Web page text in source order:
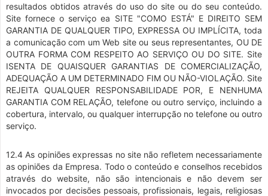
resultados obtidos através do uso do site ou do seu conteúdo.
Site fornece o serviço ea SITE "COMO ESTÁ" E DIREITO SEM
GARANTIA DE QUALQUER TIPO, EXPRESSA OU IMPLÍCITA, toda
a comunicação com um Web site ou seus representantes, OU DE
OUTRA FORMA COM RESPEITO AO SERVIÇO OU DO SITE. Site
ISENTA DE QUAISQUER GARANTIAS DE COMERCIALIZAÇÃO,
ADEQUAÇÃO A UM DETERMINADO FIM OU NÃO-VIOLAÇÃO. Site
REJEITA QUALQUER RESPONSABILIDADE POR, E NENHUMA
GARANTIA COM RELAÇÃO, telefone ou outro serviço, incluindo a
cobertura, intervalo, ou qualquer interrupção no telefone ou outro
serviço.
12.4 As opiniões expressas no site não refletem necessariamente
as opiniões da Empresa. Todo o conteúdo e conselhos recebidos
através do website, não são intencionais e não devem ser
invocados por decisões pessoais, profissionais, legais, religiosas